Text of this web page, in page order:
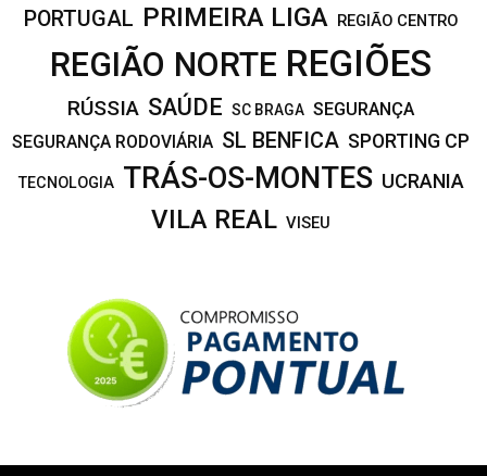
PORTUGAL PRIMEIRA LIGA REGIÃO CENTRO
REGIÃO NORTE REGIÕES
RÚSSIA SAÚDE SC BRAGA SEGURANÇA
SEGURANÇA RODOVIÁRIA SL BENFICA SPORTING CP
TECNOLOGIA TRÁS-OS-MONTES UCRANIA
VILA REAL VISEU